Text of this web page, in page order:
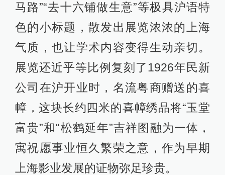
马路”“去十六铺做生意”等极具沪语特
色的小标题，散发出展览浓浓的上海
气质，也让学术内容变得生动亲切。
展览还近乎等比例复刻了1926年民新
公司在沪开业时，名流粤商赠送的喜
幛，这块长约四米的喜幛绣品将“玉堂
富贵”和“松鹤延年”吉祥图融为一体，
寓祝愿事业恒久繁荣之意，作为早期
上海影业发展的证物弥足珍贵。